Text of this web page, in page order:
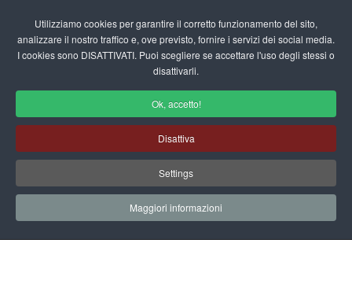
Utilizziamo cookies per garantire il corretto funzionamento del sito,
analizzare il nostro traffico e, ove previsto, fornire i servizi dei social media.
I cookies sono DISATTIVATI. Puoi scegliere se accettare l'uso degli stessi o
disattivarli.
Ok, accetto!
Disattiva
Settings
Maggiori informazioni
fas
Programmazione per la Scuola
dell'Infanzia
Home Scuola Materna
Area Insegnanti
Programmi della Scuola Materna